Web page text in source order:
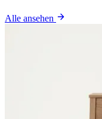
Alle ansehen